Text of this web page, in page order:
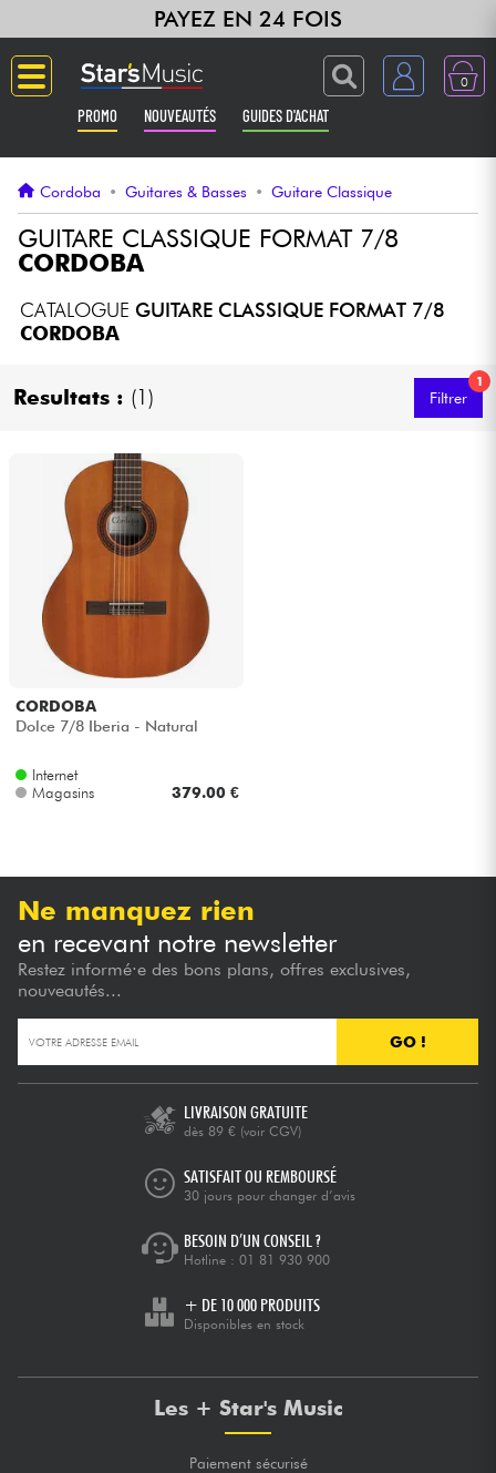
PAYEZ EN 24 FOIS
0
PROMO NOUVEAUTÉS GUIDES D'ACHAT
Guitares & Basses
Claviers & Pianos
Synthés & Sampleurs
Home Studio
Casques
Violons & Quatuor
Eveil Musical
Câbles & Access.
Cordoba • Guitares & Basses • Guitare Classique
GUITARE CLASSIQUE FORMAT 7/8
CORDOBA
CATALOGUE GUITARE CLASSIQUE FORMAT 7/8
CORDOBA
Resultats : (1)
1
Filtrer
CORDOBA
Dolce 7/8 Iberia - Natural
Internet
Magasins
379.00 €
Ne manquez rien
en recevant notre newsletter
Restez informé·e des bons plans, offres exclusives,
nouveautés...
GO !
LIVRAISON GRATUITE
dès 89 € (voir CGV)
SATISFAIT OU REMBOURSÉ
30 jours pour changer d’avis
BESOIN D’UN CONSEIL ?
Hotline : 01 81 930 900
+ DE 10 000 PRODUITS
Disponibles en stock
Les + Star's Music
Paiement sécurisé